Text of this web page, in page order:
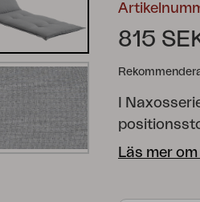
Trolly
815
I
stoppade
Läs mer